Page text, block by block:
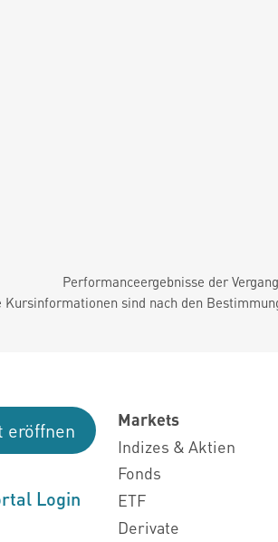
Performanceergebnisse der
Kursinformationen sind nach den
eröffnen
Login
Markets
Indizes & Aktien
Fonds
ETF
Derivate